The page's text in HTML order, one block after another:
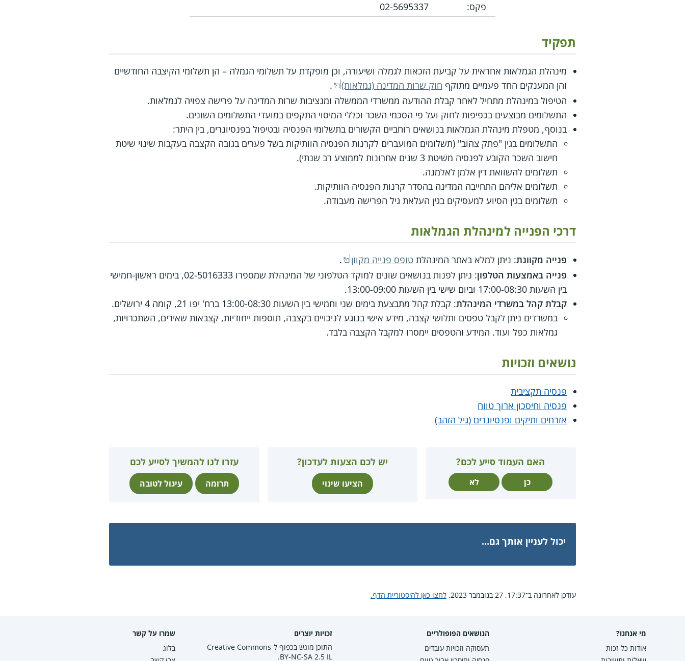
פקס:
02-5695337
תפקיד
מינהלת הגמלאות אחראית על קביעת הזכאות לגמלה ושיעורה, וכן מופקדת על תשלומי הגמלה – הן תשלומי הקיצבה החודשיים
והן המענקים החד פעמיים מתוקף חוק שרות המדינה (גמלאות)
.
הטיפול במינהלת מתחיל לאחר קבלת ההודעה ממשרדי הממשלה ומנציבות שרות המדינה על פרישה צפויה לגמלאות.
התשלומים מבוצעים בכפיפות לחוק ועל פי הסכמי השכר וכללי המיסוי התקפים במועדי התשלומים השונים.
בנוסף, מטפלת מינהלת הגמלאות בנושאים רוחביים הקשורים בתשלומי הפנסיה ובטיפול בפנסיונרים, בין היתר:
התשלומים בגין "פתק צהוב" (תשלומים המועברים לקרנות הפנסיה הוותיקות בשל פערים בגובה הקצבה בעקבות שינוי שיטת
חישוב השכר הקובע לפנסיה משיטת 3 שנים אחרונות לממוצע רב שנתי).
תשלומים להשוואת דין אלמן לאלמנה.
תשלומים אליהם התחייבה המדינה בהסדר קרנות הפנסיה הוותיקות.
תשלומים בגין הסיוע למעסיקים בגין העלאת גיל הפרישה מעבודה.
דרכי הפנייה למינהלת הגמלאות
פנייה מקוונת: ניתן למלא באתר המינהלת טופס פנייה מקוון
.
פנייה באמצעות הטלפון: ניתן לפנות בנושאים שונים למוקד הטלפוני של המינהלת שמספרו 02-5016333, בימים ראשון-חמישי
בין השעות 17:00-08:30 וביום שישי בין השעות 13:00-09:00.
קבלת קהל במשרדי המינהלת: קבלת קהל מתבצעת בימים שני וחמישי בין השעות 13:00-08:30 ברח' יפו 21, קומה 4 ירושלים.
במשרדים ניתן לקבל טפסים ותלושי קצבה, מידע אישי בנוגע לניכויים בקצבה, תוספות ייחודיות, קצבאות שאירים, השתכרויות,
גמלאות כפל ועוד. המידע והטפסים יימסרו למקבל הקצבה בלבד.
נושאים וזכויות
פנסיה תקציבית
פנסיה וחיסכון ארוך טווח
אזרחים ותיקים ופנסיונרים (גיל הזהב)
האם העמוד סייע לכם?
כן לא
יש לכם הצעות לעדכון?
הציעו שינוי
עזרו לנו להמשיך לסייע לכם
תרומה עיגול לטובה
יכול לעניין אותך גם...
עודכן לאחרונה ב־17:37, 27 בנובמבר 2023. לחצו כאן להיסטוריית הדף.
מי אנחנו?
אודות כל-זכות
הנושאים הפופולריים
תעסוקה וזכויות עובדים
זכויות יוצרים
התוכן מוגש בכפוף ל-Creative Commons
BY-NC-SA 2.5 IL.
שמרו על קשר
בלוג